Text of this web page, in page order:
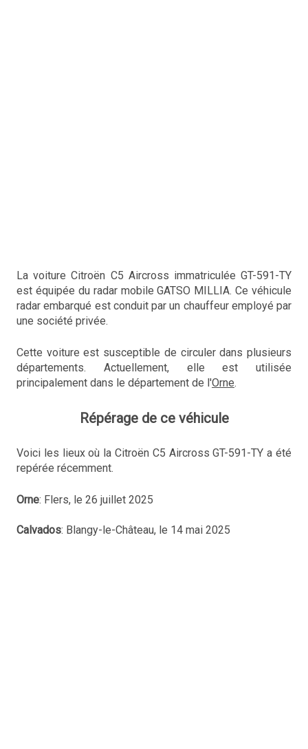
La voiture Citroën C5 Aircross immatriculée GT-591-TY
est équipée du radar mobile GATSO MILLIA. Ce véhicule
radar embarqué est conduit par un chauffeur employé par
une société privée.
Cette voiture est susceptible de circuler dans plusieurs
départements. Actuellement, elle est utilisée
principalement dans le département de l'Orne.
Répérage de ce véhicule
Voici les lieux où la Citroën C5 Aircross GT-591-TY a été
repérée récemment.
Orne: Flers, le 26 juillet 2025
Calvados: Blangy-le-Château, le 14 mai 2025